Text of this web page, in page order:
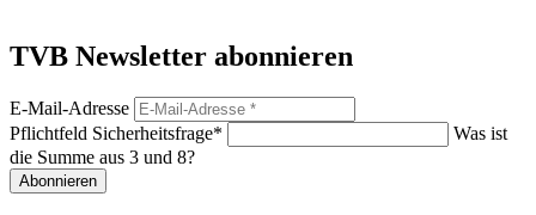
TVB Newsletter abonnieren
E-Mail-Adresse
Pflichtfeld Sicherheitsfrage*
Was ist
die Summe aus 3 und 8?
Abonnieren